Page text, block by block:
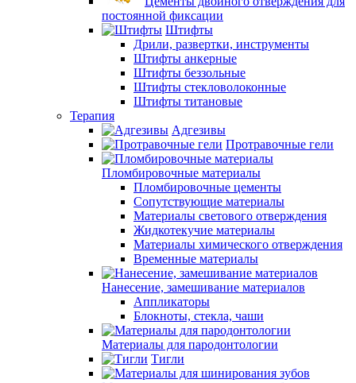
постоянной фиксации
Штифты
Дрили, развертки, инструменты
Штифты анкерные
Штифты беззольные
Штифты стекловолоконные
Штифты титановые
Терапия
Адгезивы
Протравочные гели
Пломбировочные материалы
Пломбировочные цементы
Сопутствующие материалы
Материалы светового отверждения
Жидкотекучие материалы
Материалы химического отверждения
Временные материалы
Нанесение, замешивание материалов
Аппликаторы
Блокноты, стекла, чаши
Материалы для пародонтологии
Тигли